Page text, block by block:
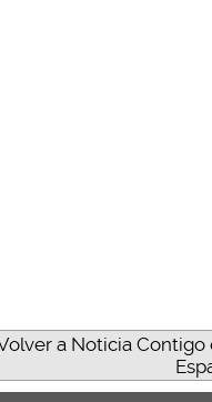
a Noticia Contigo